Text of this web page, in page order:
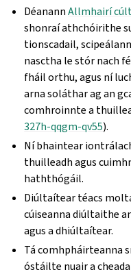
DéanannAllmhairí
shonraí athchóirithe
tionscadail,
nasctha le stór nach
fháil orthu, agus ní
arna soláthar ag an
comhroinnte a
327h-qqgm-qv55).
Ní bhaintear
thuilleadh agus
haththógáil.
Diúltaítear téacs
cúiseanna diúltaithe
agus a dhiúltaítear.
Tá comhpháirteanna
óstáilte nuair a